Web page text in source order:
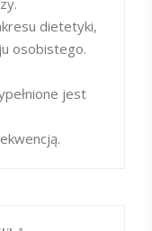
dietetyki,
osobistego.
jest